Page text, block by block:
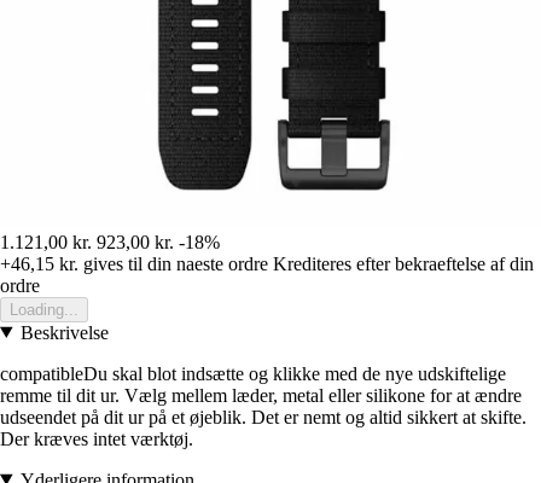
1.121,00 kr. 923,00 kr. -18%
+46,15 kr. gives til din naeste ordre Krediteres efter bekraeftelse af din
ordre
Loading...
Beskrivelse
compatibleDu skal blot indsætte og klikke med de nye udskiftelige
remme til dit ur. Vælg mellem læder, metal eller silikone for at ændre
udseendet på dit ur på et øjeblik. Det er nemt og altid sikkert at skifte.
Der kræves intet værktøj.